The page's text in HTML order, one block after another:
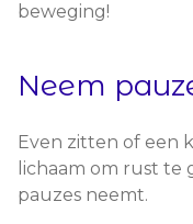
beweging!
Neem
Even zitten of een
lichaam om rust te
pauzes neemt.